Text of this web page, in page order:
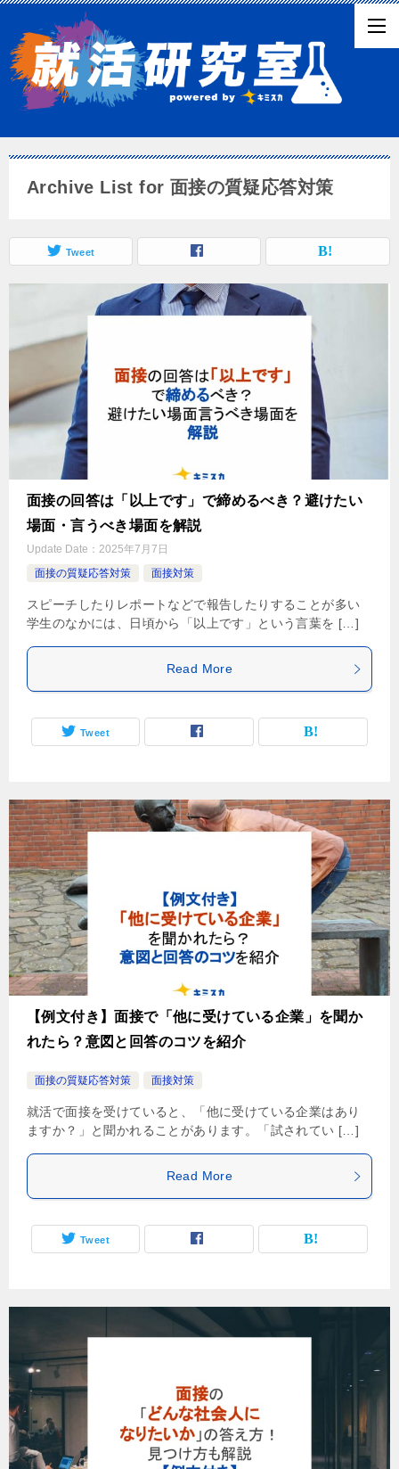
Archive List for 面接の質疑応答対策
Tweet
面接の回答は「以上です」で締めるべき？避けたい
場面・言うべき場面を解説
Update Date： 2025年7月7日
面接の質疑応答対策
面接対策
スピーチしたりレポートなどで報告したりすることが多い
学生のなかには、日頃から「以上です」という言葉を […]
Read More
Tweet
【例文付き】面接で「他に受けている企業」を聞か
れたら？意図と回答のコツを紹介
面接の質疑応答対策 面接対策
就活で面接を受けていると、「他に受けている企業はあり
ますか？」と聞かれることがあります。「試されてい […]
Read More
Tweet